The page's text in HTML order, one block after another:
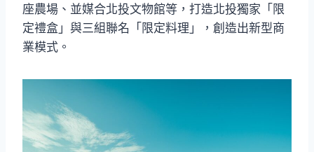
座農場、並媒合北投文物館等，打造北投獨家「限
定禮盒」與三組聯名「限定料理」，創造出新型商
業模式。